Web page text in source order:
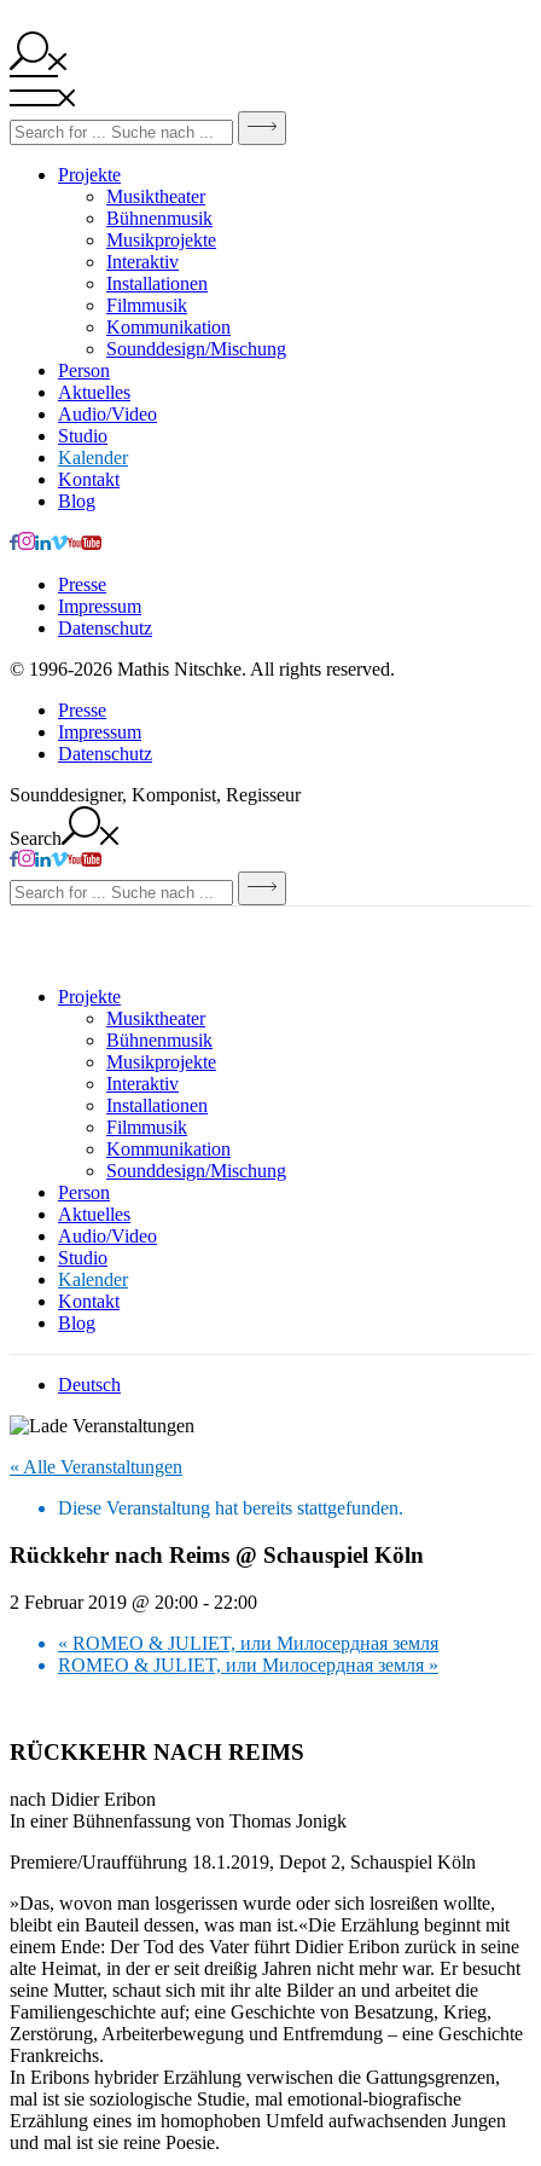
Projekte
Musiktheater
Bühnenmusik
Musikprojekte
Interaktiv
Installationen
Filmmusik
Kommunikation
Sounddesign/Mischung
Person
Aktuelles
Audio/Video
Studio
Kalender
Kontakt
Blog
Presse
Impressum
Datenschutz
© 1996-2026 Mathis Nitschke. All rights reserved.
Presse
Impressum
Datenschutz
Sounddesigner, Komponist, Regisseur
Search
Projekte
Musiktheater
Bühnenmusik
Musikprojekte
Interaktiv
Installationen
Filmmusik
Kommunikation
Sounddesign/Mischung
Person
Aktuelles
Audio/Video
Studio
Kalender
Kontakt
Blog
Deutsch
« Alle Veranstaltungen
Diese Veranstaltung hat bereits stattgefunden.
Rückkehr nach Reims @ Schauspiel Köln
2 Februar 2019 @ 20:00 - 22:00
« ROMEO & JULIET, или Милосердная земля
ROMEO & JULIET, или Милосердная земля »
RÜCKKEHR NACH REIMS
nach Didier Eribon
In einer Bühnenfassung von Thomas Jonigk
Premiere/Uraufführung 18.1.2019, Depot 2, Schauspiel Köln
»Das, wovon man losgerissen wurde oder sich losreißen wollte,
bleibt ein Bauteil dessen, was man ist.«Die Erzählung beginnt mit
einem Ende: Der Tod des Vater führt Didier Eribon zurück in seine
alte Heimat, in der er seit dreißig Jahren nicht mehr war. Er besucht
seine Mutter, schaut sich mit ihr alte Bilder an und arbeitet die
Familiengeschichte auf; eine Geschichte von Besatzung, Krieg,
Zerstörung, Arbeiterbewegung und Entfremdung – eine Geschichte
Frankreichs.
In Eribons hybrider Erzählung verwischen die Gattungsgrenzen,
mal ist sie soziologische Studie, mal emotional-biografische
Erzählung eines im homophoben Umfeld aufwachsenden Jungen
und mal ist sie reine Poesie.